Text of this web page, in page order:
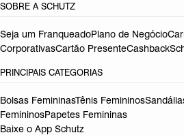
SOBRE A SCHUTZ
Seja um FranqueadoPlano de Negócio
CorporativasCartão PresenteCashback
PRINCIPAIS CATEGORIAS
Bolsas FemininasTênis Femininos
FemininosPapetes Femininas
Baixe o App Schutz